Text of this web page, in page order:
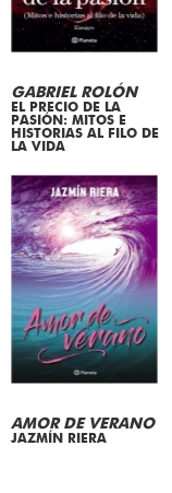
GABRIEL ROLÓN
EL PRECIO DE LA
PASIÓN: MITOS E
HISTORIAS AL FILO DE
LA VIDA
AMOR DE VERANO
JAZMÍN RIERA